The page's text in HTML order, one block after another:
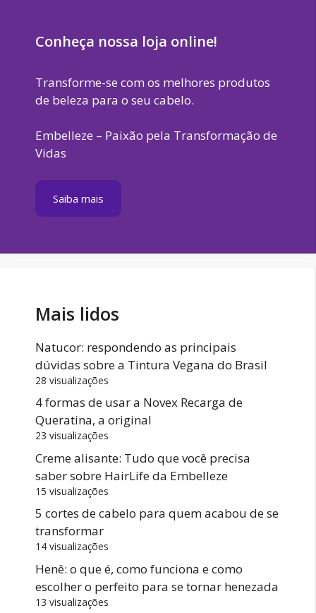
Conheça nossa loja online!
Transforme-se com os melhores produtos
de beleza para o seu cabelo.
Embelleze – Paixão pela Transformação de
Vidas
Saiba mais
Mais lidos
Natucor: respondendo as principais
dúvidas sobre a Tintura Vegana do Brasil
28 visualizações
4 formas de usar a Novex Recarga de
Queratina, a original
23 visualizações
Creme alisante: Tudo que você precisa
saber sobre HairLife da Embelleze
15 visualizações
5 cortes de cabelo para quem acabou de se
transformar
14 visualizações
Henê: o que é, como funciona e como
escolher o perfeito para se tornar henezada
13 visualizações